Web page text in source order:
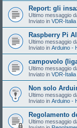
Report: gli
Ultimo messaggio
Inviato in VDR-Italia
Raspberry Pi
Ultimo messaggio
Inviato in Arduino -
campovolo
Ultimo messaggio
Inviato in VDR-Italia
Non solo
Ultimo messaggio
Inviato in Arduino -
Regolamento
Ultimo messaggio